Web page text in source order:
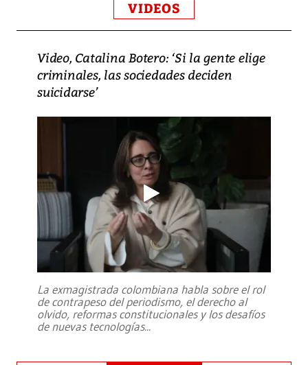
VIDEOS
Video, Catalina Botero: ‘Si la gente elige
criminales, las sociedades deciden
suicidarse’
La exmagistrada colombiana habla sobre el rol
de contrapeso del periodismo, el derecho al
olvido, reformas constitucionales y los desafíos
de nuevas tecnologías...